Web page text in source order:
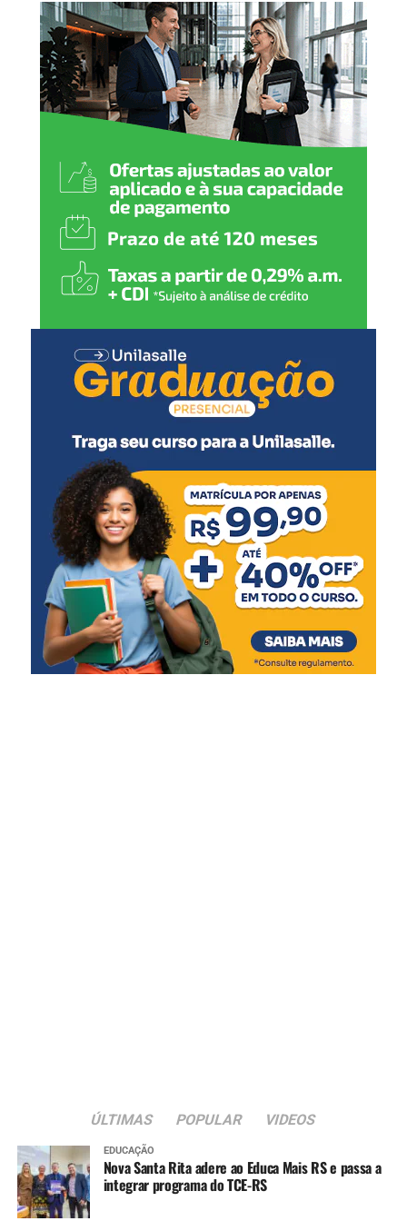
Coca-Cola FEMSA Brasil.
Por isso, para além das
nossas próprias práticas,
sempre buscamos as
melhores formas de
disseminar o tema. Unindo
ações lúdicas à educação
ambiental, essa ativação
contribui na
conscientização sobre
sustentabilidade e
aproxima o público de um
importante modelo de
consumo”, afirma Fabiana
Taislam, Head de
Comunicação Externa e ESG
da companhia.
ÚLTIMAS POPULAR VIDEOS
EDUCAÇÃO
Nova Santa Rita adere ao Educa Mais RS e passa a
integrar programa do TCE-RS